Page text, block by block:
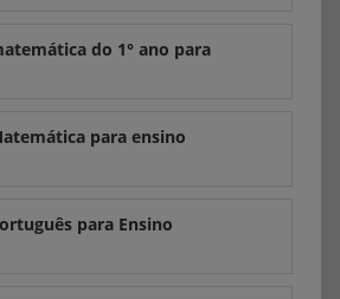
do 1° ano para
para ensino
para Ensino